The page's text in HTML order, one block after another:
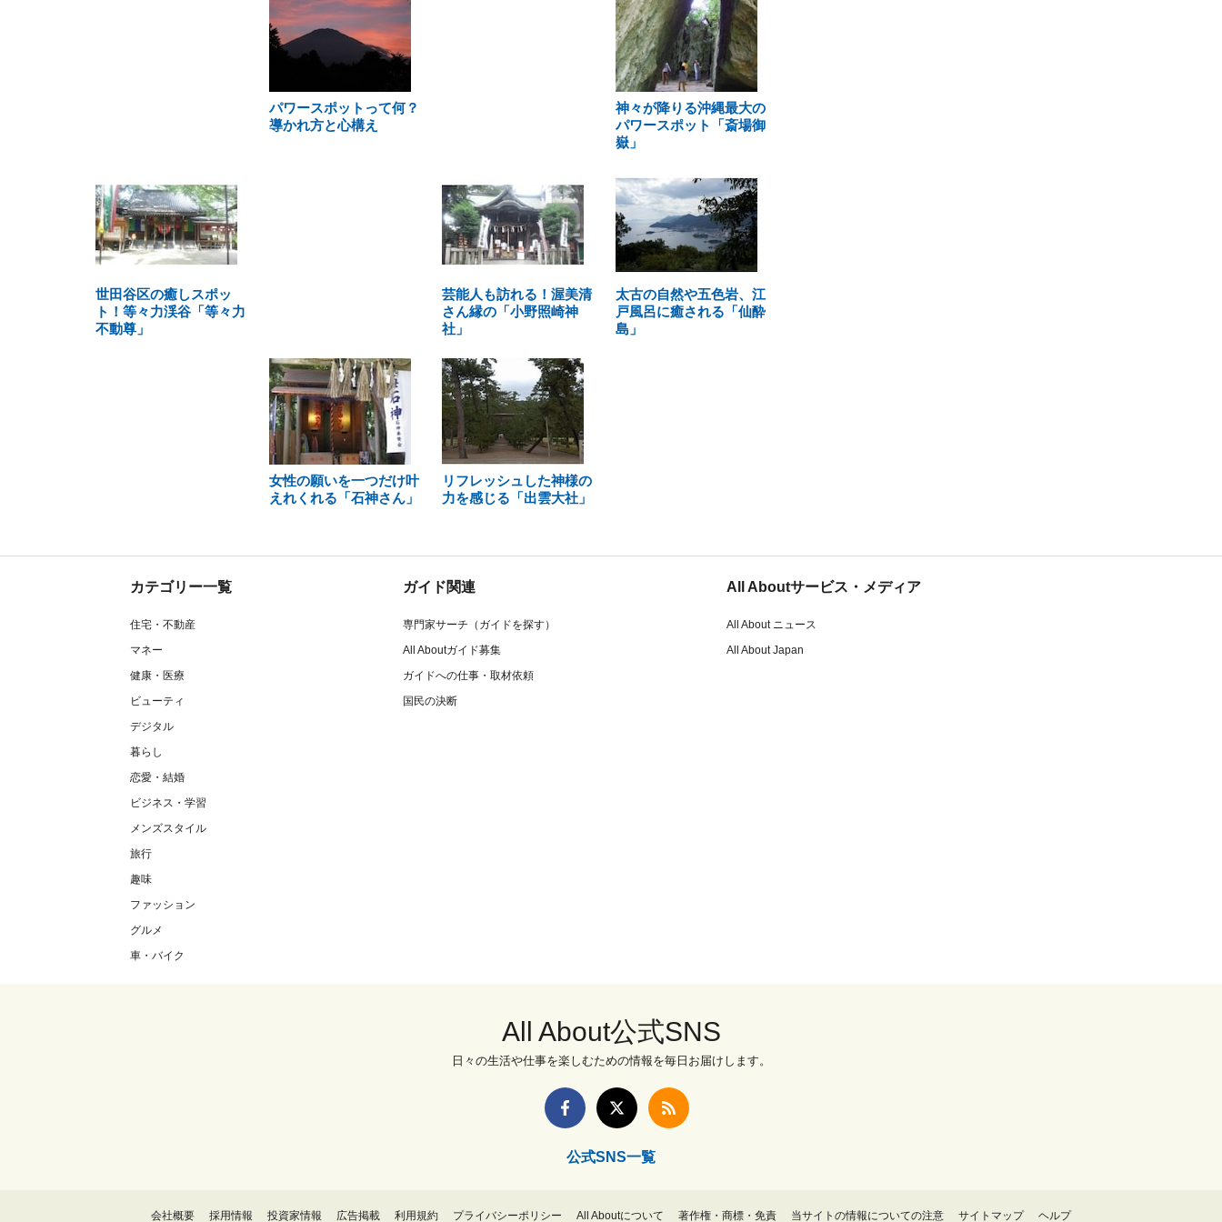
パワースポットって何？
導かれ方と心構え
神々が降りる沖縄最大の
パワースポット「斎場御
嶽」
世田谷区の癒しスポッ
ト！等々力渓谷「等々力
不動尊」
芸能人も訪れる！渥美清
さん縁の「小野照崎神
社」
太古の自然や五色岩、江
戸風呂に癒される「仙酔
島」
女性の願いを一つだけ叶
えれくれる「石神さん」
リフレッシュした神様の
力を感じる「出雲大社」
カテゴリー一覧
住宅・不動産
マネー
健康・医療
ビューティ
デジタル
暮らし
恋愛・結婚
ビジネス・学習
メンズスタイル
旅行
趣味
ファッション
グルメ
車・バイク
ガイド関連
専門家サーチ（ガイドを探す）
All Aboutガイド募集
ガイドへの仕事・取材依頼
国民の決断
All Aboutサービス・メディア
All About ニュース
All About Japan
All About公式SNS
日々の生活や仕事を楽しむための情報を毎日お届けします。
公式SNS一覧
会社概要 採用情報 投資家情報 広告掲載 利用規約 プライバシーポリシー All Aboutについて 著作権・商標・免責 当サイトの情報についての注意 サイトマップ ヘルプ